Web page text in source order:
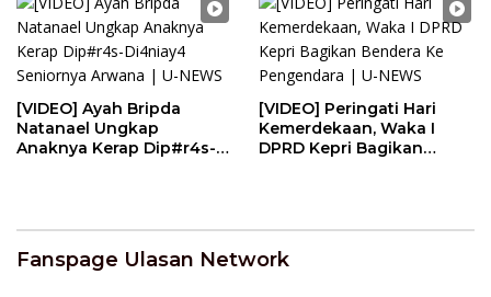
[VIDEO] Ayah Bripda
Natanael Ungkap
Anaknya Kerap Dip#r4s-
[VIDEO] Peringati Hari
Kemerdekaan, Waka I
DPRD Kepri Bagikan
Fanspage Ulasan Network